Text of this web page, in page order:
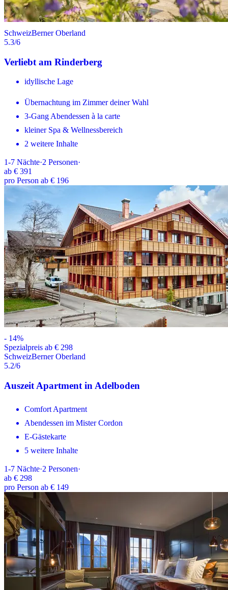
SchweizBerner Oberland
5.3/6
Verliebt am Rinderberg
idyllische Lage
Übernachtung im Zimmer deiner Wahl
3-Gang Abendessen à la carte
kleiner Spa & Wellnessbereich
2 weitere Inhalte
1-7 Nächte·2 Personen·
ab € 391
pro Person ab € 196
- 14%
Spezialpreis ab € 298
SchweizBerner Oberland
5.2/6
Auszeit Apartment in Adelboden
Comfort Apartment
Abendessen im Mister Cordon
E-Gästekarte
5 weitere Inhalte
1-7 Nächte·2 Personen·
ab € 298
pro Person ab € 149